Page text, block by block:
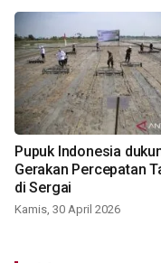
Pupuk Indonesia
Gerakan Percepatan
di Sergai
Kamis, 30 April 2026